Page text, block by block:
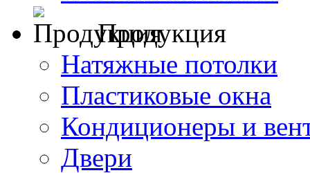
Продукция
Натяжные потолки
Пластиковые окна
Кондиционеры и
Двери